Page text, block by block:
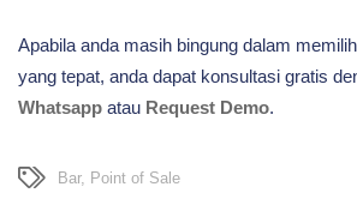
Apabila anda masih bingung dalam
yang tepat, anda dapat konsultasi gratis
Whatsapp atau Request Demo.
Bar, Point of Sale